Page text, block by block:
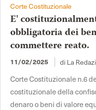
Corte Costituzionale
E'
obbligatoria dei
commettere reato.
11/02/2025 di La
Corte Costituzionale n.6
costituzionale della
denaro o beni di valore